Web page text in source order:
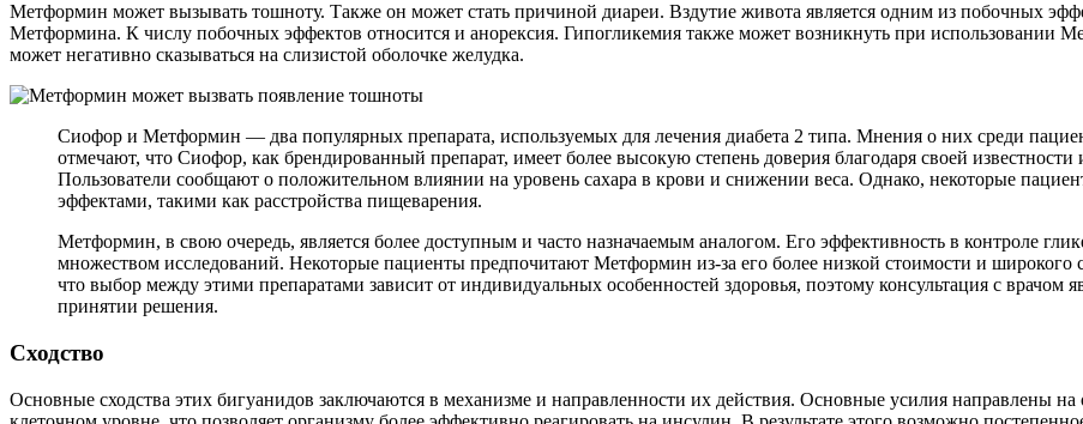
Метформин может вызывать тошноту. Также он может стать причиной диареи. Вздутие живота является одним из побочных
Метформина. К числу побочных эффектов относится и анорексия. Гипогликемия также может возникнуть при использовании
может негативно сказываться на слизистой оболочке желудка.
Сиофор и Метформин — два популярных препарата, используемых для лечения диабета 2 типа. Мнения о них среди
отмечают, что Сиофор, как брендированный препарат, имеет более высокую степень доверия благодаря своей
Пользователи сообщают о положительном влиянии на уровень сахара в крови и снижении веса. Однако, некоторые
эффектами, такими как расстройства пищеварения.
Метформин, в свою очередь, является более доступным и часто назначаемым аналогом. Его эффективность в контроле
множеством исследований. Некоторые пациенты предпочитают Метформин из-за его более низкой стоимости и широкого
что выбор между этими препаратами зависит от индивидуальных особенностей здоровья, поэтому консультация с врачом
принятии решения.
Сходство
Основные сходства этих бигуанидов заключаются в механизме и направленности их действия. Основные усилия направлены